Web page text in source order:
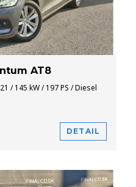
AT8
/ 145 kW / 197 PS / Diesel
DETAIL